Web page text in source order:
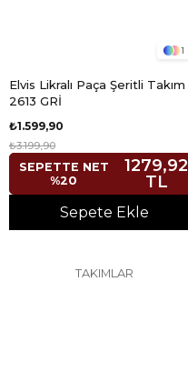
1
Elvis Likralı Paça Şeritli Takım
2613 GRİ
₺1.599,90
₺3.199,90
SEPETTE NET
%20
1279,92
TL
Sepete Ekle
TAKIMLAR